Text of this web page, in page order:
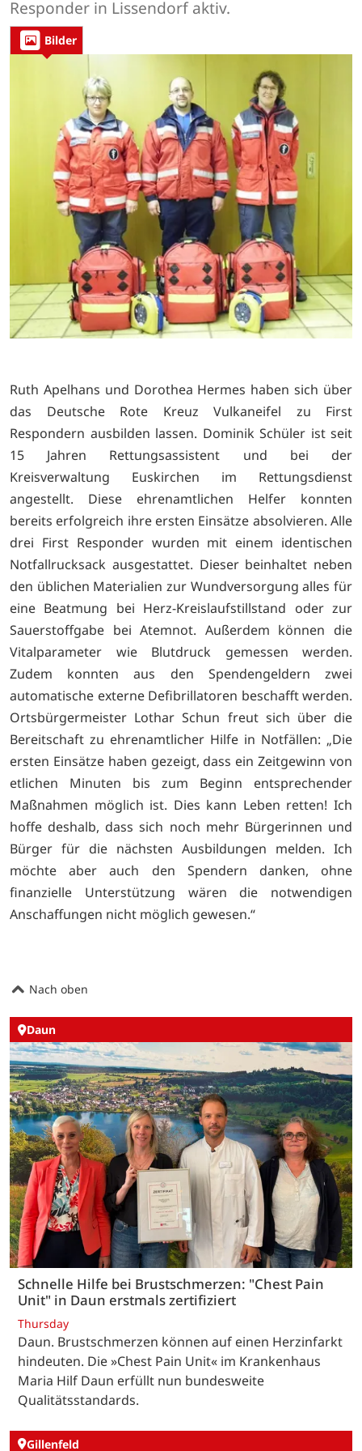
Responder in Lissendorf aktiv.
Bilder
Ruth Apelhans und Dorothea Hermes haben sich über
das Deutsche Rote Kreuz Vulkaneifel zu First
Respondern ausbilden lassen. Dominik Schüler ist seit
15 Jahren Rettungsassistent und bei der
Kreisverwaltung Euskirchen im Rettungsdienst
angestellt. Diese ehrenamtlichen Helfer konnten
bereits erfolgreich ihre ersten Einsätze absolvieren. Alle
drei First Responder wurden mit einem identischen
Notfallrucksack ausgestattet. Dieser beinhaltet neben
den üblichen Materialien zur Wundversorgung alles für
eine Beatmung bei Herz-Kreislaufstillstand oder zur
Sauerstoffgabe bei Atemnot. Außerdem können die
Vitalparameter wie Blutdruck gemessen werden.
Zudem konnten aus den Spendengeldern zwei
automatische externe Defibrillatoren beschafft werden.
Ortsbürgermeister Lothar Schun freut sich über die
Bereitschaft zu ehrenamtlicher Hilfe in Notfällen: „Die
ersten Einsätze haben gezeigt, dass ein Zeitgewinn von
etlichen Minuten bis zum Beginn entsprechender
Maßnahmen möglich ist. Dies kann Leben retten! Ich
hoffe deshalb, dass sich noch mehr Bürgerinnen und
Bürger für die nächsten Ausbildungen melden. Ich
möchte aber auch den Spendern danken, ohne
finanzielle Unterstützung wären die notwendigen
Anschaffungen nicht möglich gewesen.“
Nach oben
Daun
Schnelle Hilfe bei Brustschmerzen: "Chest Pain
Unit" in Daun erstmals zertifiziert
Thursday
Daun. Brustschmerzen können auf einen Herzinfarkt
hindeuten. Die »Chest Pain Unit« im Krankenhaus
Maria Hilf Daun erfüllt nun bundesweite
Qualitätsstandards.
Gillenfeld